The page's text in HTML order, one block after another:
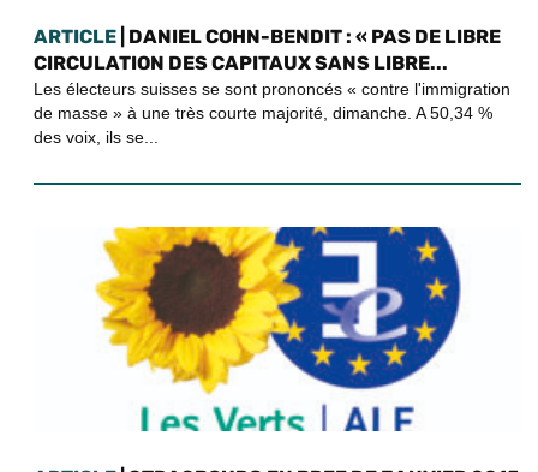
ARTICLE | DANIEL COHN-BENDIT : « PAS DE LIBRE
CIRCULATION DES CAPITAUX SANS LIBRE...
Les électeurs suisses se sont prononcés « contre l'immigration
de masse » à une très courte majorité, dimanche. A 50,34 %
des voix, ils se...